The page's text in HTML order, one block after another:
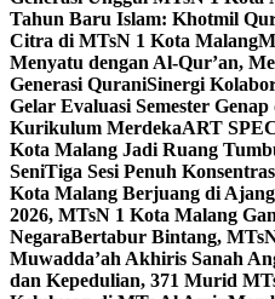
Tahun Baru Islam: Khotmil
Citra di MTsN 1 Kota Malang
Menyatu dengan Al-Qur’an,
Generasi QuraniSinergi
Gelar Evaluasi Semester
Kurikulum MerdekaART
Kota Malang Jadi Ruang
SeniTiga Sesi Penuh
Kota Malang Berjuang di
2026, MTsN 1 Kota Malang
NegaraBertabur Bintang,
Muwadda’ah Akhiris Sanah
dan Kepedulian, 371 Murid